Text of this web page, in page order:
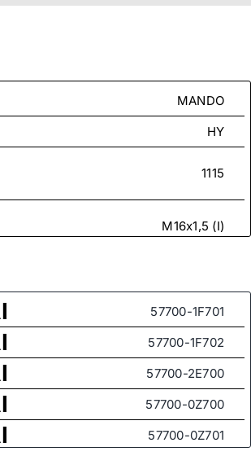
MANDO
HY
1115
M16x1,5 (I)
57700-1F701
57700-1F702
57700-2E700
57700-0Z700
57700-0Z701